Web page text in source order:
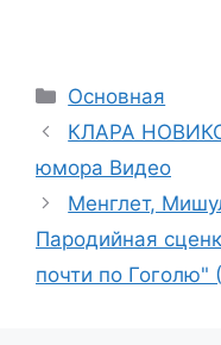
Рубрики
Основная
КЛАРА
юмора Видео
Менглет,
Пародийная
почти по Гоголю"